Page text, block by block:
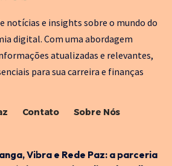
notícias e insights sobre o mundo do
digital. Com uma abordagem
atualizadas e relevantes,
para sua carreira e finanças
Contato Sobre Nós
Vibra e Rede Paz: a parceria